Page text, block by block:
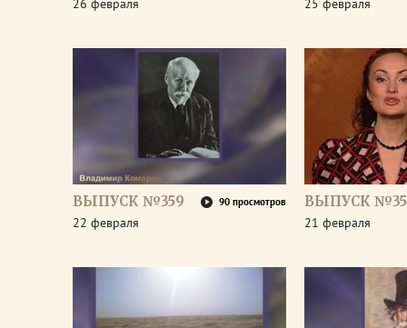
26 февраля 25 февраля
ВЫПУСК №359 90 просмотров
22 февраля
ВЫПУСК
21 февраля